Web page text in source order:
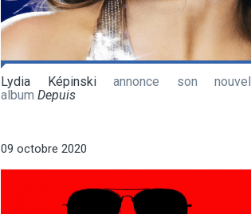
Lydia Képinskiannonce son nouvel
album Depuis
09 octobre 2020